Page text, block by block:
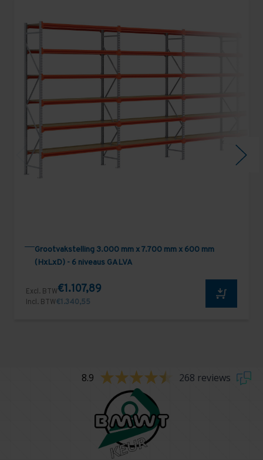
Grootvakstelling 3.000 mm x 7.700 mm x 600 mm
(HxLxD) - 6 niveaus GALVA
Excl. BTW€1.107,89
Incl. BTW€1.340,55
8.9 268 reviews